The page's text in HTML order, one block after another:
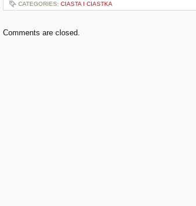
CATEGORIES: CIASTA I CIASTKA
Comments are closed.